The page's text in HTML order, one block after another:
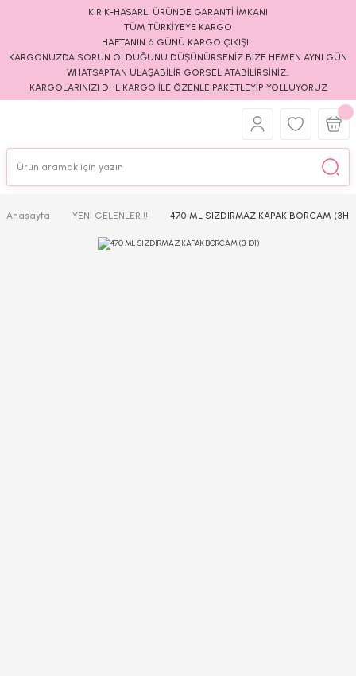
KIRIK-HASARLI ÜRÜNDE GARANTİ İMKANI
TÜM TÜRKİYEYE KARGO
HAFTANIN 6 GÜNÜ KARGO ÇIKIŞI..!
KARGONUZDA SORUN OLDUĞUNU DÜŞÜNÜRSENİZ BİZE HEMEN AYNI GÜN
WHATSAPTAN ULAŞABİLİR GÖRSEL ATABİLİRSİNİZ..
KARGOLARINIZI DHL KARGO İLE ÖZENLE PAKETLEYİP YOLLUYORUZ
Anasayfa YENİ GELENLER !! 470 ML SIZDIRMAZ KAPAK BORCAM